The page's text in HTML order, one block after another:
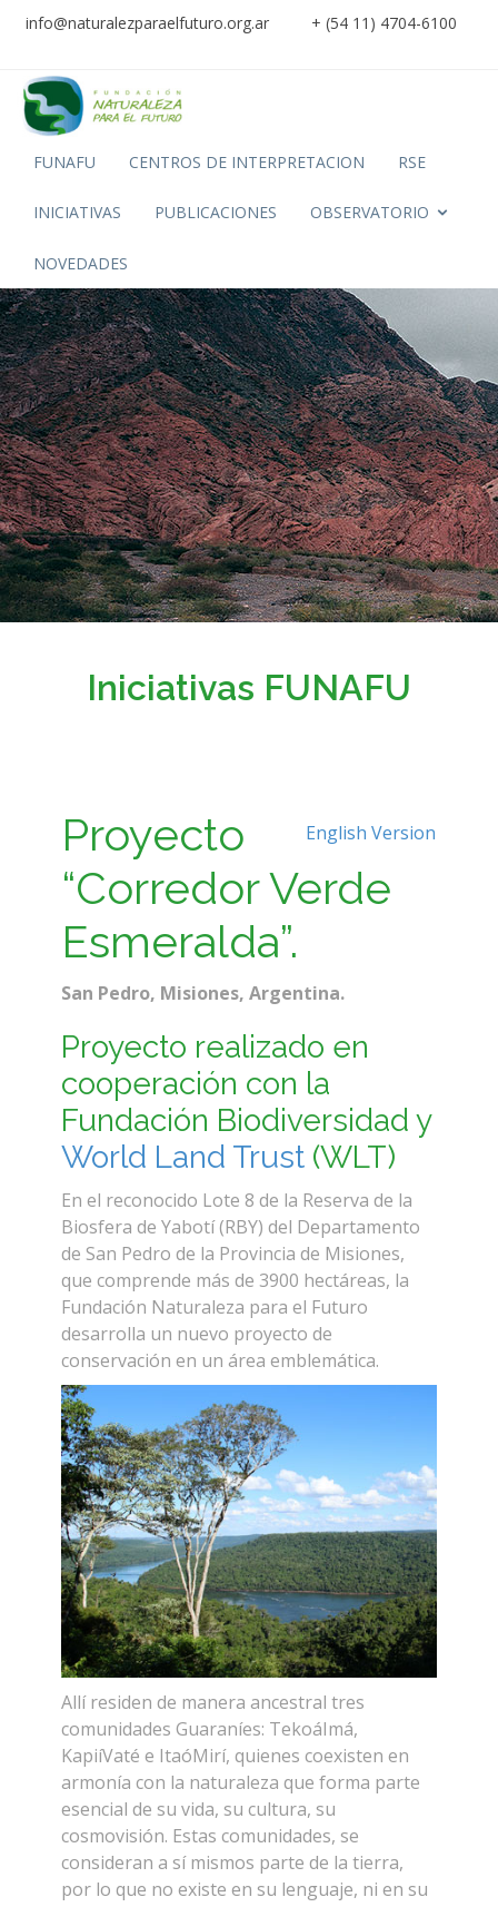
info@naturalezparaelfuturo.org.ar + (54 11) 4704-6100
FUNAFU CENTROS DE INTERPRETACION RSE
INICIATIVAS PUBLICACIONES OBSERVATORIO
NOVEDADES
Iniciativas FUNAFU
English Version
Proyecto
“Corredor Verde
Esmeralda”.
San Pedro, Misiones, Argentina.
Proyecto realizado en
cooperación con la
Fundación Biodiversidad y
World Land Trust (WLT)
En el reconocido Lote 8 de la Reserva de la
Biosfera de Yabotí (RBY) del Departamento
de San Pedro de la Provincia de Misiones,
que comprende más de 3900 hectáreas, la
Fundación Naturaleza para el Futuro
desarrolla un nuevo proyecto de
conservación en un área emblemática.
Allí residen de manera ancestral tres
comunidades Guaraníes: TekoáImá,
KapiíVaté e ItaóMirí, quienes coexisten en
armonía con la naturaleza que forma parte
esencial de su vida, su cultura, su
cosmovisión. Estas comunidades, se
consideran a sí mismos parte de la tierra,
por lo que no existe en su lenguaje, ni en su